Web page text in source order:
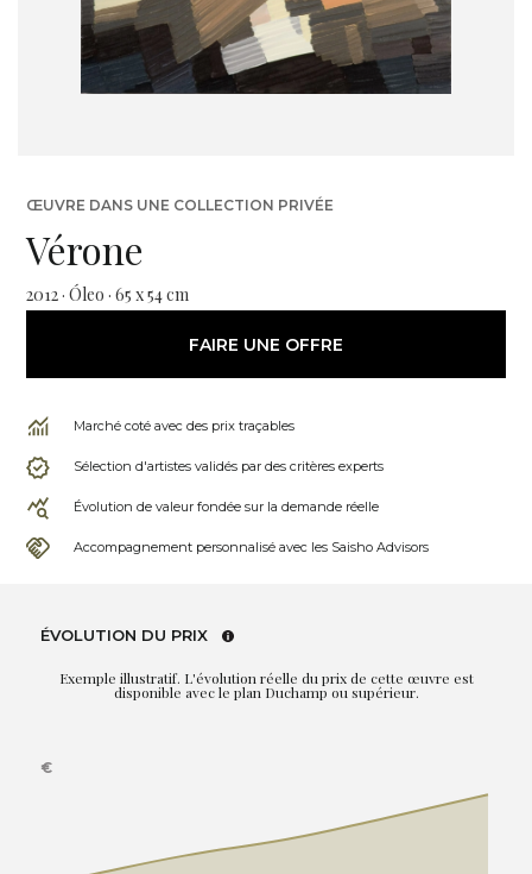
ŒUVRE DANS UNE COLLECTION PRIVÉE
Vérone
2012 · Óleo · 65 x 54 cm
FAIRE UNE OFFRE
Marché coté avec des prix traçables
Sélection d'artistes validés par des critères experts
Évolution de valeur fondée sur la demande réelle
Accompagnement personnalisé avec les Saisho Advisors
ÉVOLUTION DU PRIX
Exemple illustratif. L'évolution réelle du prix de cette œuvre est
disponible avec le plan Duchamp ou supérieur.